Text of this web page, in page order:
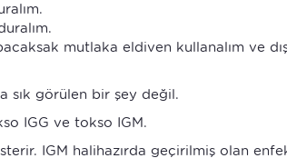
mutlaka eldiven kullanalım ve
sık görülen bir şey değil.
IGG ve tokso IGM.
IGM halihazırda geçirilmiş olan